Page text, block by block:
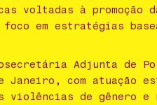
voltadas à promoção
em estratégias
Adjunta de
Janeiro, com atuação
violências de gênero